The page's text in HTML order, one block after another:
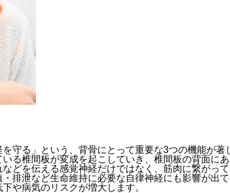
守る」という、背骨にとって重要な3つの機能が著
る椎間板が変成を起こしていき、椎間板の背面に
どを伝える感覚神経だけではなく、筋肉に繋がっ
排泄など生命維持に必要な自律神経にも影響が出て
や病気のリスクが増大します。